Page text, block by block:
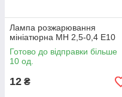
Лампа розжарювання
мініатюрна МН 2,5-0,4 Е10
Готово до відправки більше
10 од.
12 ₴